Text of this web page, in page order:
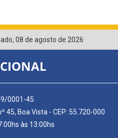
, 08 de agosto de 2026
0001-45
45, Boa Vista - CEP: 55.720-000
às 13:00hs